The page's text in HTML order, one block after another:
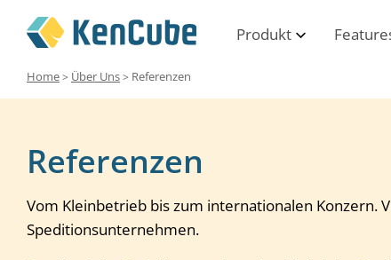
Produkt
Home> Über Uns> Referenzen
Referenzen
Vom Kleinbetrieb bis zum internationalen Konzern.
Speditionsunternehmen.